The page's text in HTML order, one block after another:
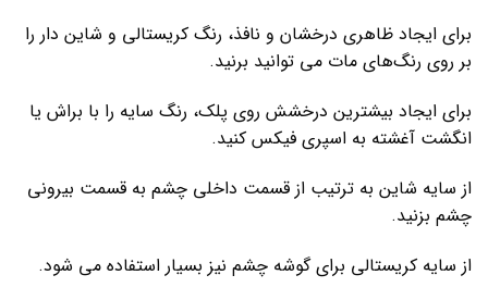
برای ایجاد ظاهری درخشان و نافذ، رنگ کریستالی و شاین دار را
بر روی رنگ‌های مات می توانید برنید.
برای ایجاد بیشترین درخشش روی پلک، رنگ سایه را با براش یا
انگشت آغشته به اسپری فیکس کنید.
از سایه شاین به ترتیب از قسمت داخلی چشم به قسمت بیرونی
چشم بزنید.
از سایه کریستالی برای گوشه چشم نیز بسیار استفاده می شود.